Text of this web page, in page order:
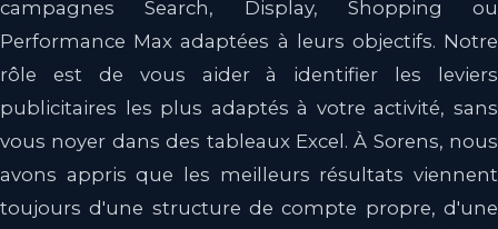
campagnes Search, Display, Shopping ou
Performance Max adaptées à leurs objectifs. Notre
rôle est de vous aider à identifier les leviers
publicitaires les plus adaptés à votre activité, sans
vous noyer dans des tableaux Excel. À Sorens, nous
avons appris que les meilleurs résultats viennent
toujours d'une structure de compte propre, d'une